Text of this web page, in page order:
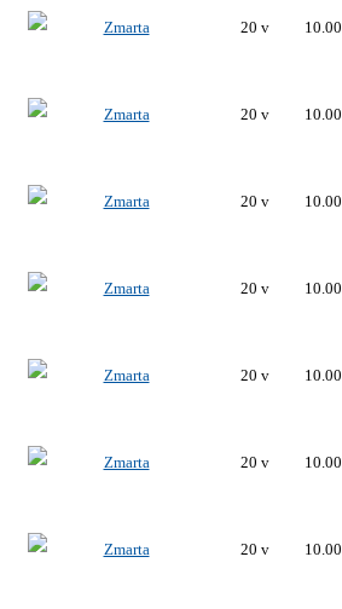
20 v
20 v
20 v
20 v
20 v
20 v
20 v